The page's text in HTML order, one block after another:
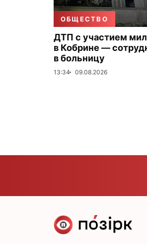
ОБЩЕСТВО
ДТП с участием
в Кобрине —
в больницу
13:34 09.08.2026